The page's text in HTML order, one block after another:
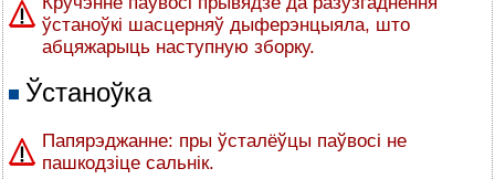
ўстаноўкі шасцерняў дыферэнцыяла, што
абцяжарыць наступную зборку.
Ўстаноўка
Папярэджанне: пры ўсталёўцы паўвосі не
пашкодзіце сальнік.